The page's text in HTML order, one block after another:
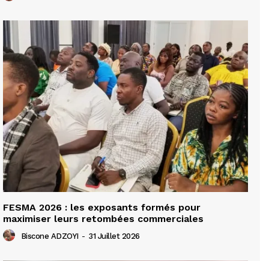
FESMA 2026 : les exposants formés pour
maximiser leurs retombées commerciales
Biscone ADZOYI - 31 Juillet 2026